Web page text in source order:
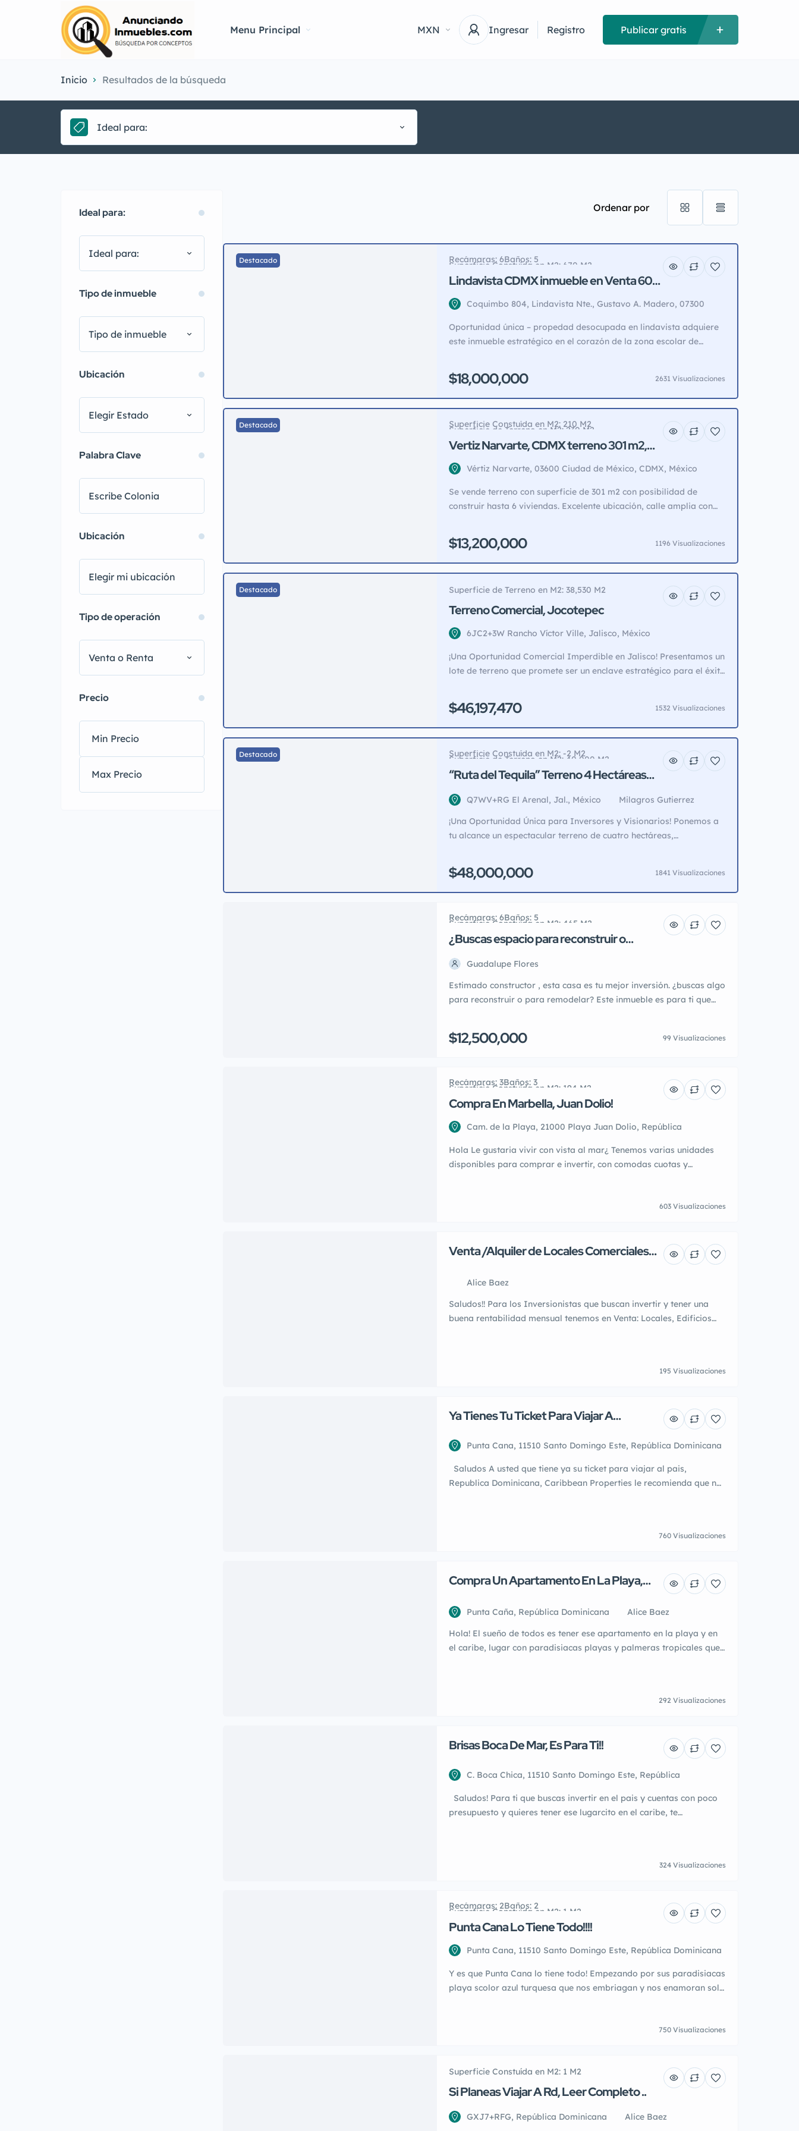
Menu Principal MXN Ingresar Registro Publicar gratis
Inicio Resultados de la búsqueda
Ideal para:
Ideal para:
Ideal para:
Tipo de inmueble
Tipo de inmueble
Ubicación
Elegir Estado
Palabra Clave
Ubicación
Tipo de operación
Venta o Renta
Precio
Ordenar por
Destacado Recámaras: 6Baños: 5
Superficie Constuída en M2: 670 M2
Lindavista CDMX inmueble en Venta 600
m2 terreno
Coquimbo 804, Lindavista Nte., Gustavo A. Madero, 07300
Angel
Oportunidad única – propedad desocupada en lindavista adquiere
este inmueble estratégico en el corazón de la zona escolar de
ahora disponible para entrega inmediata. ideal para inversionistas
o uso propio: ✅ 600 m² de terreno | 750 m² de construcción ✅
ubicación privilegiada: alta demanda por […]
$18,000,000 2631 Visualizaciones
Destacado Superficie Constuída en M2: 210 M2
Superficie de Terreno en M2: 230 M2
Vertiz Narvarte, CDMX terreno 301 m2,
para constuir hasta 6 viviendas
Vértiz Narvarte, 03600 Ciudad de México, CDMX, México
Se vende terreno con superficie de 301 m2 con posibilidad de
construir hasta 6 viviendas. Excelente ubicación, calle amplia con
una pequeña casa antigua para demoler con superficie de
aproximadamente 210 m2. Papales en orden, atención
constructoras oportunidad para realizar un proyecto atractivo.
$13,200,000 1196 Visualizaciones
Destacado Superficie de Terreno en M2: 38,530 M2
Terreno Comercial, Jocotepec
6JC2+3W Rancho Víctor Ville, Jalisco, México
¡Una Oportunidad Comercial Imperdible en Jalisco! Presentamos un
lote de terreno que promete ser un enclave estratégico para el éxito
terreno es una oportunidad dorada para establecer tu presencia en
una ubicación privilegiada y en constante crecimiento.
**Características Destacadas:** 1. **Ubicación Estratégica en […]
$46,197,470 1532 Visualizaciones
Destacado Superficie Constuída en M2: -2 M2
Superficie de Terreno en M2: 40,000 M2
“Ruta del Tequila” Terreno 4 Hectáreas
Q7WV+RG El Arenal, Jal., México Milagros Gutierrez
¡Una Oportunidad Única para Inversores y Visionarios! Ponemos a
tu alcance un espectacular terreno de cuatro hectáreas,
prestigioso Municipio de Amatitlán, famoso por ser parte de la
icónica Ruta del Tequila. Esta joya de terreno se encuentra a tan
solo 200 metros de la carretera, lo […]
$48,000,000 1841 Visualizaciones
Recámaras: 6Baños: 5
Superficie Constuída en M2: 465 M2
¿Buscas espacio para reconstruir o
Guadalupe Flores
Estimado constructor , esta casa es tu mejor inversión. ¿buscas algo
para reconstruir o para remodelar? Este inmueble es para ti que
independientes. La casa y los deptos. Tienen los cimientos en
$12,500,000 99 Visualizaciones
Recámaras: 3Baños: 3
Superficie Constuída en M2: 194 M2
Compra En Marbella, Juan Dolio!
Cam. de la Playa, 21000 Playa Juan Dolio, República
Alice Baez
Hola Le gustaria vivir con vista al mar¿ Tenemos varias unidades
disponibles para comprar e invertir, con comodas cuotas y
citas y compras, no dude en contactarnos via whatsapp , a603 Visualizaciones
Venta /Alquiler de Locales Comerciales
Alice Baez
Saludos!! Para los Inversionistas que buscan invertir y tener una
buena rentabilidad mensual tenemos en Venta: Locales, Edificios
residenciales con apartamentos alquilados generando ingresos
195 Visualizaciones
Ya Tienes Tu Ticket Para Viajar A
Punta Cana, 11510 Santo Domingo Este, República Dominicana
Saludos A usted que tiene ya su ticket para viajar al pais,
Republica Dominicana, Caribbean Properties le recomienda que nos
760 Visualizaciones
Compra Un Apartamento En La Playa,
Punta Caña, República Dominicana Alice Baez
Hola! El sueño de todos es tener ese apartamento en la playa y en
el caribe, lugar con paradisiacas playas y palmeras tropicales que
292 Visualizaciones
Brisas Boca De Mar, Es Para Ti!!
C. Boca Chica, 11510 Santo Domingo Este, República
Alice Baez
Saludos! Para ti que buscas invertir en el pais y cuentas con poco
presupuesto y quieres tener ese lugarcito en el caribe, te
324 Visualizaciones
Recámaras: 2Baños: 2
Superficie Constuída en M2: 1 M2
Punta Cana Lo Tiene Todo!!!!
Punta Cana, 11510 Santo Domingo Este, República Dominicana
Y es que Punta Cana lo tiene todo! Empezando por sus paradisiacas
playa scolor azul turquesa que nos embriagan y nos enamoran solo
playa, frente, cerca y proximo! Nuevos, usados, proyectos en
750 Visualizaciones
Superficie Constuída en M2: 1 M2
Si Planeas Viajar A Rd, Leer Completo ..
GXJ7+RFG, República Dominicana Alice Baez